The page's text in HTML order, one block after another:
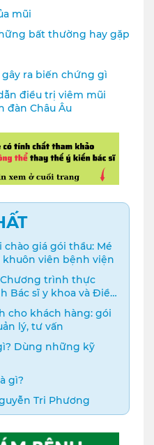
mũi
bất thường hay gặp
gây ra biến chứng gì
điều trị viêm mũi
đàn Châu Âu
giá gói thầu: Mé
viên bệnh viện
trình thực
Bác sĩ y khoa và Điều
cho khách hàng: gói
lý, tư vấn
Dùng những kỹ
gì?
Tri Phương